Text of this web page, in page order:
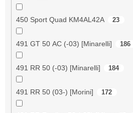
450 Sport Quad KM4AL42A 23
491 GT 50 AC (-03) [Minarelli] 186
491 RR 50 (-03) [Minarelli] 184
491 RR 50 (03-) [Morini] 172